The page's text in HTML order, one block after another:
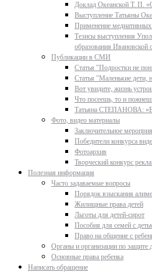
Доклад Океанской Т. П.
Выступление Татьяны
Применение медиативных
Тезисы выступления
образования Ивановской
Публикации в СМИ
Статья "Подростки не
Статья "Маленькие дети,
Вот увидите, жизнь
Что посеешь, то и
Татьяна СТЕПАНОВА:
Фото, видео материалы
Заключительное
Победители конкурса
Фотоархив
Творческий конкурс
Полезная информация
Часто задаваемые вопросы
Порядок взыскания
Жилищные права детей
Льготы для детей-сирот
Пособия для семей с
Право на общение с
Органы и организации по защите
Основные права ребенка
Написать обращение